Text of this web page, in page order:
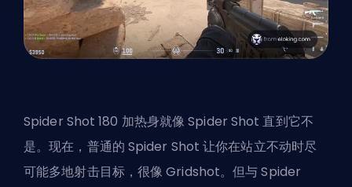
Spider Shot 180 加热身就像 Spider Shot 直到它不
是。现在，普通的 Spider Shot 让你在站立不动时尽
可能多地射击目标，很像 Gridshot。但与 Spider